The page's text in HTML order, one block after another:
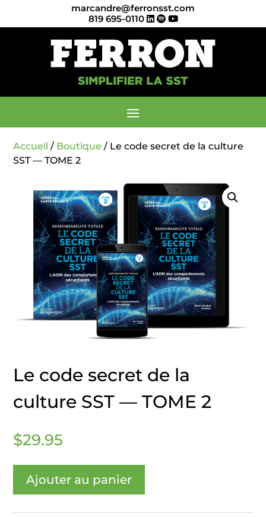
marcandre@ferronsst.com
819 695-0110
Accueil / Boutique / Le code secret de la culture
SST — TOME 2
Le code secret de la
culture SST — TOME 2
$29.95
Ajouter au panier